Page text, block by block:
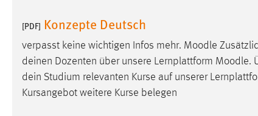
[PDF] Konzepte Deutsch
verpasst keine wichtigen Infos mehr. Moodle
deinen Dozenten über unsere Lernplattform Moodle.
dein Studium relevanten Kurse auf unserer
Kursangebot weitere Kurse belegen
MARKETING
Marketing Cookies werden von Drittanbietern
verwendet, um personalisierte Werbung anzuzeigen.